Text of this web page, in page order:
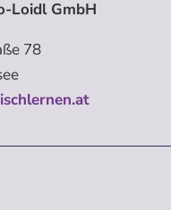
Loidl GmbH
78